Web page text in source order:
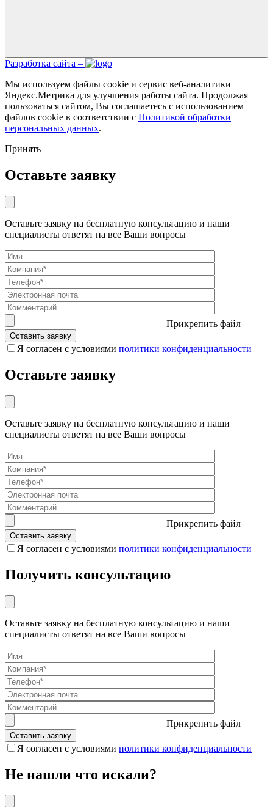
Разработка сайта –
Мы используем файлы cookie и сервис веб-аналитики
Яндекс.Метрика для улучшения работы сайта. Продолжая
пользоваться сайтом, Вы соглашаетесь с использованием
файлов cookie в соответствии с Политикой обработки
персональных данных.
Принять
Оставьте заявку
Оставьте заявку на бесплатную консультацию и наши
специалисты ответят на все Ваши вопросы
Прикрепить файл
Я согласен с условиями политики конфиденциальности
Оставьте заявку
Оставьте заявку на бесплатную консультацию и наши
специалисты ответят на все Ваши вопросы
Прикрепить файл
Я согласен с условиями политики конфиденциальности
Получить консультацию
Оставьте заявку на бесплатную консультацию и наши
специалисты ответят на все Ваши вопросы
Прикрепить файл
Я согласен с условиями политики конфиденциальности
Не нашли что искали?